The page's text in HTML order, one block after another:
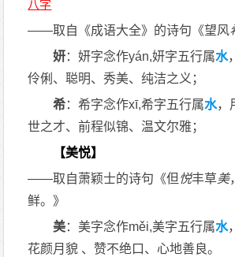
——取自《成语大全》的诗句《望风
妍：妍字念作yán,妍字五行属水
伶俐、聪明、秀美、纯洁之义；
希：希字念作xī,希字五行属水，
世之才、前程似锦、温文尔雅；
【美悦】
——取自萧颖士的诗句《但 悦丰草美
鲜。》
美：美字念作měi,美字五行属水
花颜月貌 、赞不绝口、心地善良。